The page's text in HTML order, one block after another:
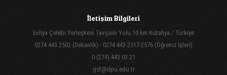
İletişim Bilgileri
Evliya Çelebi Yerleşkesi Tavşanlı Yolu 10.km Kütahya / Türkiye
0274 443 2502 (Dekanlık) - 0274 443 2517-2576 (Öğrenci İşleri)
0 (274) 443 03 21
gsf@dpu.edu.tr